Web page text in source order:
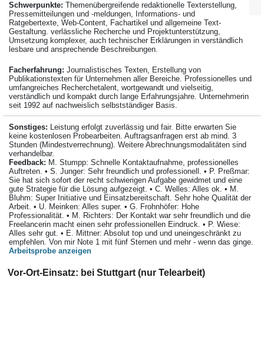
Schwerpunkte: Themenübergreifende redaktionelle Texterstellung,
Pressemitteilungen und -meldungen, Informations- und
Ratgebertexte, Web-Content, Fachartikel und allgemeine Text-
Gestaltung. verlässliche Recherche und Projektunterstützung,
Umsetzung komplexer, auch technischer Erklärungen in verständlich
lesbare und ansprechende Beschreibungen.
Facher­fahrung: Journalistisches Texten, Erstellung von
Publikationstexten für Unternehmen aller Bereiche. Professionelles und
umfangreiches Recherchetalent, wortgewandt und vielseitig,
verständlich und kompakt durch lange Erfahrungsjahre. Unternehmerin
seit 1992 auf nachweislich selbstständiger Basis.
Sonstiges: Leistung erfolgt zuverlässig und fair. Bitte erwarten Sie
keine kostenlosen Probearbeiten. Auftragsanfragen erst ab mind. 3
Stunden (Mindestverrechnung). Weitere Abrechnungsmodalitäten sind
verhandelbar.
Feedback: M. Stumpp: Schnelle Kontaktaufnahme, professionelles
Auftreten. • S. Junger: Sehr freundlich und professionell. • P. Preßmar:
Sie hat sich sofort der recht schwierigen Aufgabe gewidmet und eine
gute Strategie für die Lösung aufgezeigt. • C. Welles: Alles ok. • M.
Bluhm: Super Initiative und Einsatzbereitschaft. Sehr hohe Qualität der
Arbeit. • U. Meinken: Alles super. • G. Frohnhöfer: Hohe
Professionalität. • M. Richters: Der Kontakt war sehr freundlich und die
Freelancerin macht einen sehr professionellen Eindruck. • P. Wiese:
Alles sehr gut. • E. Mittner: Absolut top und und uneingeschränkt zu
empfehlen. Von mir Note 1 mit fünf Sternen und mehr - wenn das ginge.
Arbeitsprobe anzeigen
Vor-Ort-Einsatz: bei Stuttgart (nur Telearbeit)